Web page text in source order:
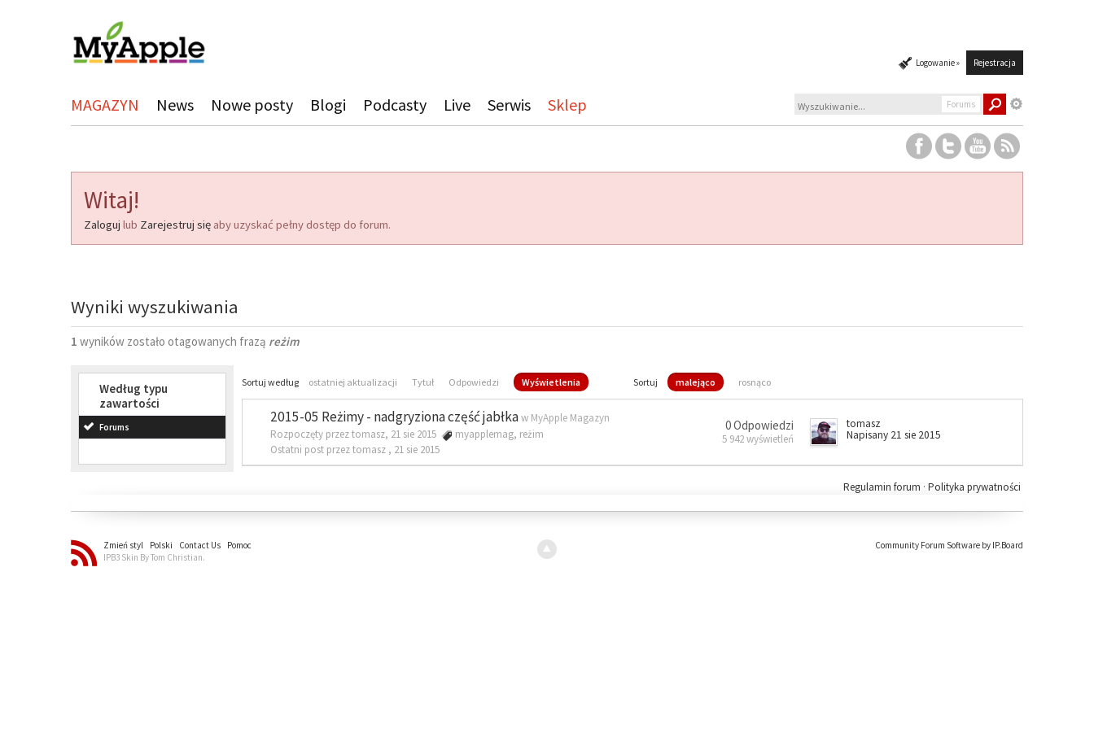
Logowanie » Rejestracja
MAGAZYN News Nowe posty Blogi Podcasty Live Serwis Sklep Forums
Witaj!
Zaloguj lub Zarejestruj się aby uzyskać pełny dostęp do forum.
Wyniki wyszukiwania
1 wyników zostało otagowanych frazą reżim
Według typu
zawartości
Forums
Sortuj według ostatniej aktualizacji Tytuł Odpowiedzi Wyświetlenia Sortuj malejąco rosnąco
2015-05 Reżimy - nadgryziona część jabłkaw MyApple Magazyn
Rozpoczęty przez tomasz, 21 sie 2015
myapplemag, reżim
Ostatni post przez tomasz , 21 sie 2015
0 Odpowiedzi
5 942 wyświetleń
tomasz
Napisany 21 sie 2015
Polityka prywatności
Regulamin forum ·
Zmień styl Polski Contact Us
Pomoc
IPB3 Skin By Tom Christian.
Community Forum Software by IP.Board